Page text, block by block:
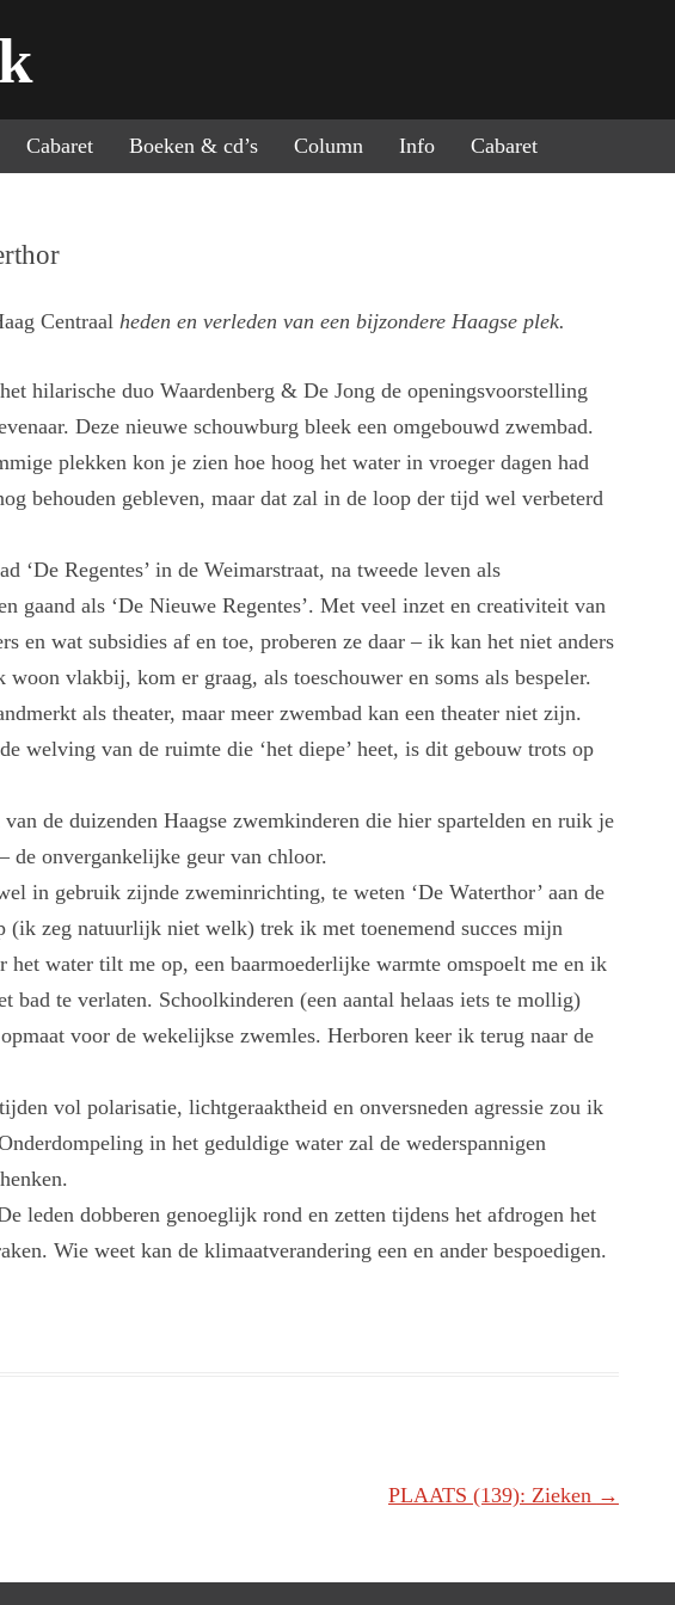
Cabaret Boeken & cd’s Column Info Cabaret
Centraalheden en verleden van een bijzondere Haagse plek.
hilarische duo Waardenberg & De Jong de openingsvoorstelling
Deze nieuwe schouwburg bleek een omgebouwd zwembad.
plekken kon je zien hoe hoog het water in vroeger dagen had
behouden gebleven, maar dat zal in de loop der tijd wel verbeterd
‘De Regentes’ in de Weimarstraat, na tweede leven als
gaand als ‘De Nieuwe Regentes’. Met veel inzet en creativiteit van
en wat subsidies af en toe, proberen ze daar – ik kan het niet anders
vlakbij, kom er graag, als toeschouwer en soms als bespeler.
als theater, maar meer zwembad kan een theater niet zijn.
welving van de ruimte die ‘het diepe’ heet, is dit gebouw trots op
de duizenden Haagse zwemkinderen die hier spartelden en ruik je
de onvergankelijke geur van chloor.
in gebruik zijnde zweminrichting, te weten ‘De Waterthor’ aan de
zeg natuurlijk niet welk) trek ik met toenemend succes mijn
het water tilt me op, een baarmoederlijke warmte omspoelt me en ik
bad te verlaten. Schoolkinderen (een aantal helaas iets te mollig)
voor de wekelijkse zwemles. Herboren keer ik terug naar de
vol polarisatie, lichtgeraaktheid en onversneden agressie zou ik
in het geduldige water zal de wederspannigen
leden dobberen genoeglijk rond en zetten tijdens het afdrogen het
Wie weet kan de klimaatverandering een en ander bespoedigen.
PLAATS (139): Zieken →